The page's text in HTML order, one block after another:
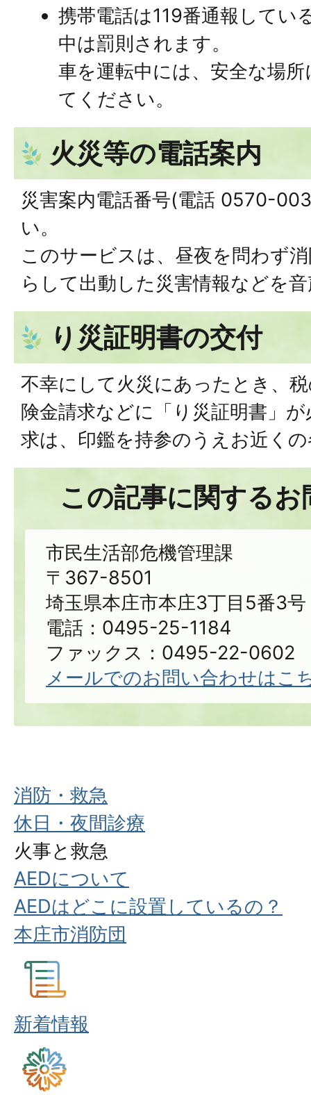
携帯電話は119番通報してい
中は罰則されます。
車を運転中には、安全な場
てください。
火災等の電話案内
災害案内電話番号(電話 0570-
い。
このサービスは、昼夜を問わず
らして出動した災害情報などを
り災証明書の交付
不幸にして火災にあったとき、
険金請求などに「り災証明書」
求は、印鑑を持参のうえお近く
この記事に関する
市民生活部危機管理課
〒367-8501
埼玉県本庄市本庄3丁目5番3号
電話：0495-25-1184
ファックス：0495-22-0602
メールでのお問い合わせはこ
消防・救急
休日・夜間診療
火事と救急
AEDについて
AEDはどこに設置しているの？
本庄市消防団
新着情報